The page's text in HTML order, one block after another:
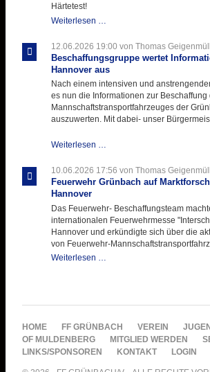
Härtetest!
Weiterlesen …
ihre
Hitzebelastung
12.06.2026 19:00 von Thomas
Beschaffungsgruppe wertet
Hannover aus
Nach einem intensiven und
es nun die Informationen zur Beschaffung
Mannschaftstransportfahrzeuges der
auszuwerten. Mit dabei- unser
Weiterlesen …
Informationen
aus
10.06.2026 17:56 von Thomas
Feuerwehr Grünbach auf
Hannover
Das Feuerwehr- Beschaffungsteam
internationalen Feuerwehrmesse
Hannover und erkündigte sich über die
von Feuerwehr-
Weiterlesen …
in
NAVIGATION
ÜBERSPRINGEN
HOME FF GRÜNBACH VEREIN
OF MULDENBERG
MITGLIED WERDEN
LINKS/SPONSOREN
KONTAKT LOGIN